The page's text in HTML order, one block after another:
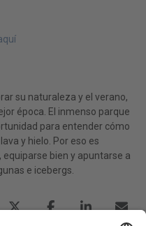
su naturaleza y el verano,
época. El inmenso parque
para entender cómo
y hielo. Por eso es
bien y apuntarse a
e icebergs.